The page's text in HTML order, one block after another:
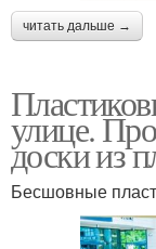
читать дальше →
улице.
доски из
Бесшовные